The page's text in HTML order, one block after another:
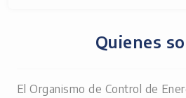
Quienes
El Organismo de Control de